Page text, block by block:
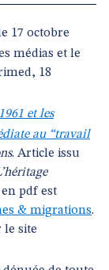
17 octobre
médias et le
18
et les
au “travail
. Article issu
pdf est
& migrations.
le site